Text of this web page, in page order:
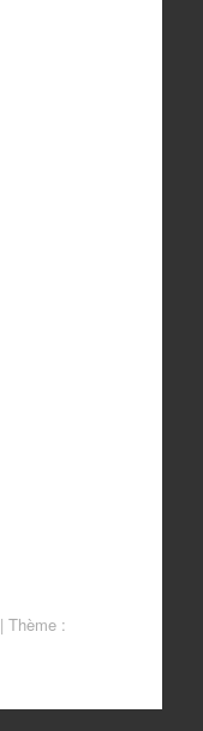
| Thème :